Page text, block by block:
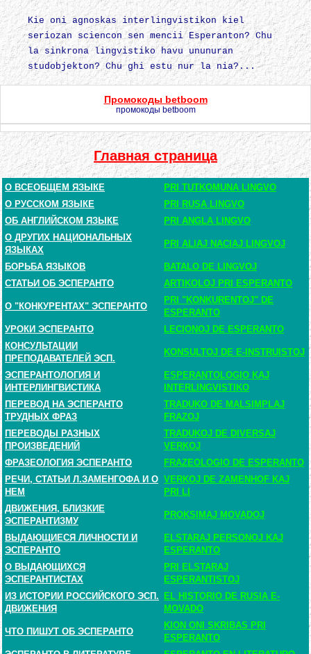
Kie oni agnoskas interlingvistikon kiel
seriozan sciencon sen mencii Esperanton? Chu
la sinkrona lingvistiko havu ununuran
studobjekton? Chu ghi estu nur la nia?...
Промокоды betboom
промокоды betboom
Главная страница
О ВСЕОБЩЕМ ЯЗЫКЕ
PRI TUTKOMUNA LINGVO
О РУССКОМ ЯЗЫКЕ
PRI RUSA LINGVO
ОБ АНГЛИЙСКОМ ЯЗЫКЕ
PRI ANGLA LINGVO
О ДРУГИХ НАЦИОНАЛЬНЫХ
ЯЗЫКАХ
PRI ALIAJ NACIAJ LINGVOJ
БОРЬБА ЯЗЫКОВ
BATALO DE LINGVOJ
СТАТЬИ ОБ ЭСПЕРАНТО
ARTIKOLOJ PRI ESPERANTO
О "КОНКУРЕНТАХ" ЭСПЕРАНТО
PRI "KONKURENTOJ" DE
ESPERANTO
УРОКИ ЭСПЕРАНТО
LECIONOJ DE ESPERANTO
КОНСУЛЬТАЦИИ
ПРЕПОДАВАТЕЛЕЙ ЭСП.
KONSULTOJ DE E-INSTRUISTOJ
ЭСПЕРАНТОЛОГИЯ И
ИНТЕРЛИНГВИСТИКА
ESPERANTOLOGIO KAJ
INTERLINGVISTIKO
ПЕРЕВОД НА ЭСПЕРАНТО
ТРУДНЫХ ФРАЗ
TRADUKO DE MALSIMPLAJ
FRAZOJ
ПЕРЕВОДЫ РАЗНЫХ
ПРОИЗВЕДЕНИЙ
TRADUKOJ DE DIVERSAJ
VERKOJ
ФРАЗЕОЛОГИЯ ЭСПЕРАНТО
FRAZEOLOGIO DE ESPERANTO
РЕЧИ, СТАТЬИ Л.ЗАМЕНГОФА И О
НЕМ
VERKOJ DE ZAMENHOF KAJ
PRI LI
ДВИЖЕНИЯ, БЛИЗКИЕ
ЭСПЕРАНТИЗМУ
PROKSIMAJ MOVADOJ
ВЫДАЮЩИЕСЯ ЛИЧНОСТИ И
ЭСПЕРАНТО
ELSTARAJ PERSONOJ KAJ
ESPERANTO
О ВЫДАЮЩИХСЯ
ЭСПЕРАНТИСТАХ
PRI ELSTARAJ
ESPERANTISTOJ
ИЗ ИСТОРИИ РОССИЙСКОГО ЭСП.
ДВИЖЕНИЯ
EL HISTORIO DE RUSIA E-
MOVADO
ЧТО ПИШУТ ОБ ЭСПЕРАНТО
KION ONI SKRIBAS PRI
ESPERANTO